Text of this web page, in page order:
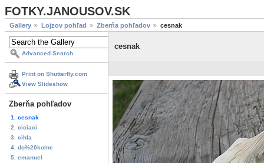
FOTKY.JANOUSOV.SK
Gallery Lojzov pohľad Zberňa pohľadov cesnak
Advanced Search
Print on Shutterfly.com
View Slideshow
Zberňa pohľadov
1. cesnak
2. ciciaci
3. cihla
4. do%20kolne
5. emanuel
cesnak